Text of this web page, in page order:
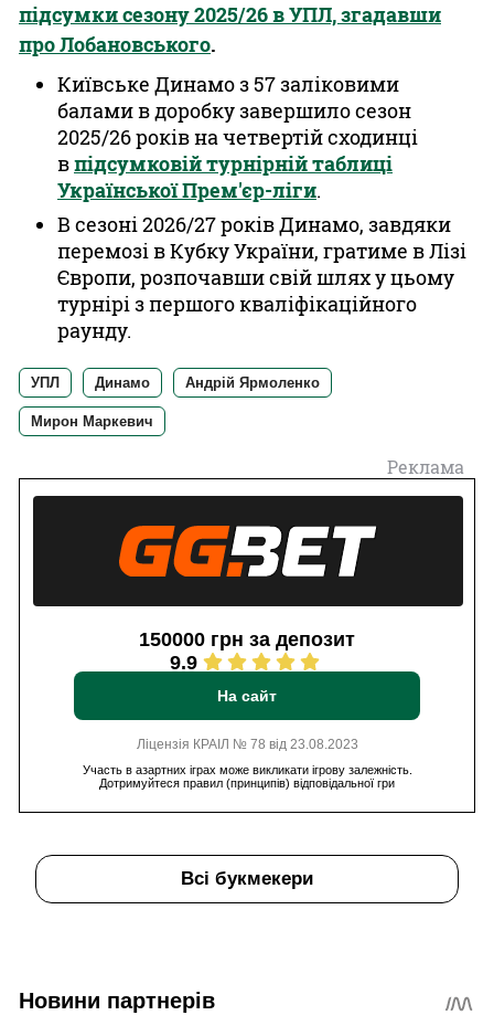
підсумки сезону 2025/26 в УПЛ, згадавши
про Лобановського.
Київське Динамо з 57 заліковими
балами в доробку завершило сезон
2025/26 років на четвертій сходинці
впідсумковій турнірній таблиці
Української Прем'єр-ліги.
В сезоні 2026/27 років Динамо, завдяки
перемозі в Кубку України, гратиме в Лізі
Європи, розпочавши свій шлях у цьому
турнірі з першого кваліфікаційного
раунду.
УПЛ Динамо Андрій Ярмоленко
Мирон Маркевич
Реклама
150000 грн за депозит
9.9
На сайт
Ліцензія КРАІЛ № 78 від 23.08.2023
Участь в азартних іграх може викликати ігрову залежність.
Дотримуйтеся правил (принципів) відповідальної гри
Всі букмекери